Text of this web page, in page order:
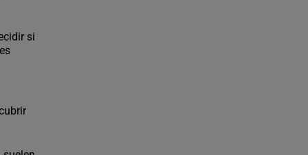
si